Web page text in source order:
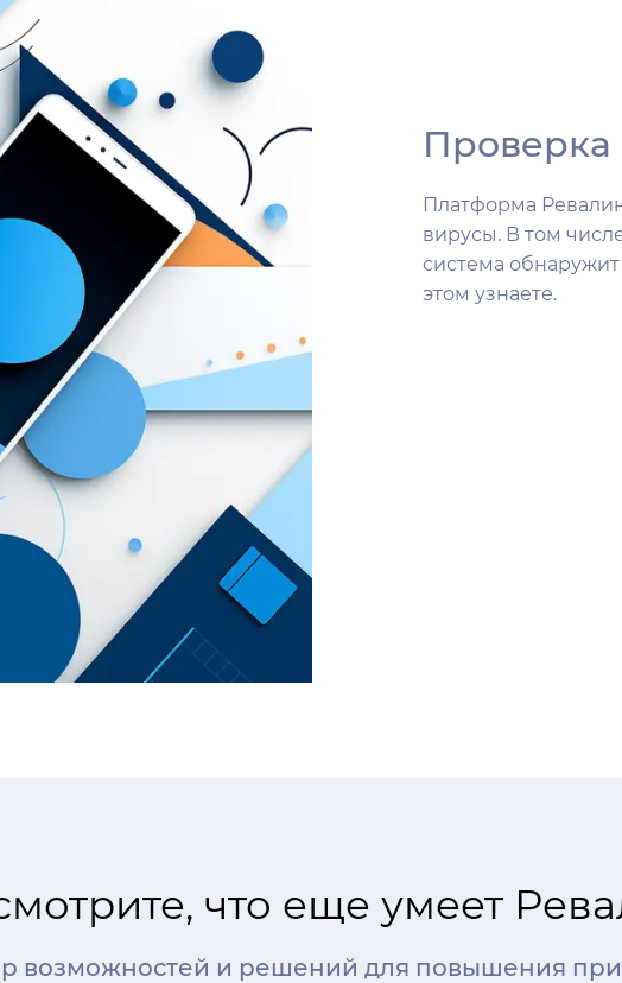
Проверка
Платформа
вирусы. В том
система
этом узнаете.
что еще умеет
возможностей и решений для повышения